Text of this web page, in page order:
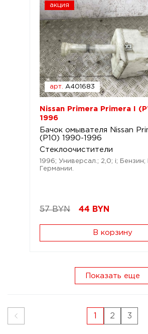
акция
арт. A401683
Nissan Primera Primera I
1996
Бачок омывателя Nissan
(P10) 1990-1996
Стеклоочистители
1996; Универсал.; 2,0; i;
Германии.
57 BYN 44 BYN
В корзину
Показать еще
1 2 3